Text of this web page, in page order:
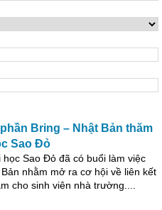
Bring – Nhật Bản thăm
Sao Đỏ
Sao Đỏ đã có buổi làm việc
nhằm mở ra cơ hội về liên kết
cho sinh viên nhà trường....